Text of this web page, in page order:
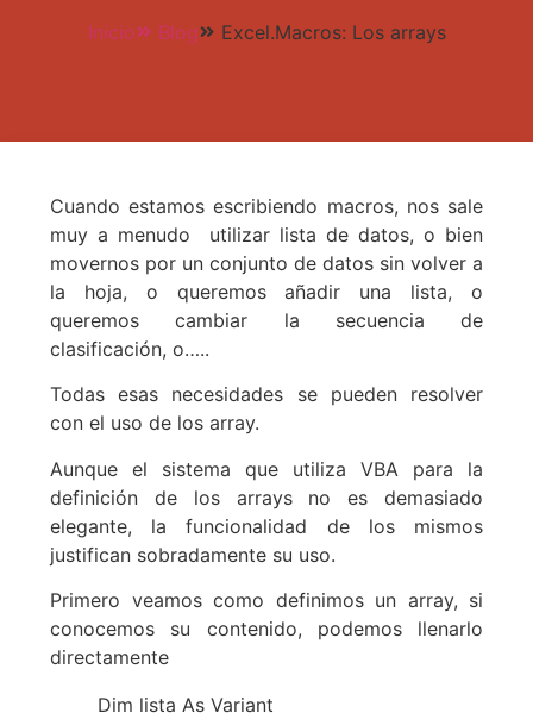
Inicio Blog Excel.Macros: Los arrays
Cuando estamos escribiendo macros, nos sale
muy a menudo utilizar lista de datos, o bien
movernos por un conjunto de datos sin volver a
la hoja, o queremos añadir una lista, o
queremos cambiar la secuencia de
clasificación, o…..
Todas esas necesidades se pueden resolver
con el uso de los array.
Aunque el sistema que utiliza VBA para la
definición de los arrays no es demasiado
elegante, la funcionalidad de los mismos
justifican sobradamente su uso.
Primero veamos como definimos un array, si
conocemos su contenido, podemos llenarlo
directamente
Dim lista As Variant